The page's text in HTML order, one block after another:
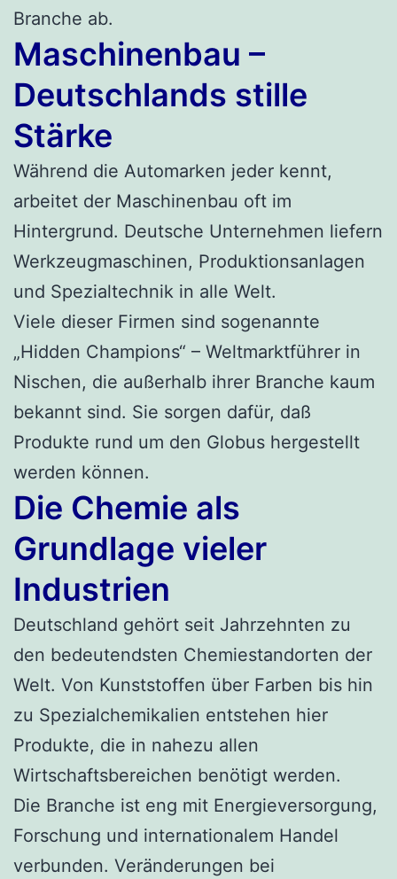
Branche ab.
Maschinenbau –
Deutschlands stille
Stärke
Während die Automarken jeder kennt,
arbeitet der Maschinenbau oft im
Hintergrund. Deutsche Unternehmen liefern
Werkzeugmaschinen, Produktionsanlagen
und Spezialtechnik in alle Welt.
Viele dieser Firmen sind sogenannte
„Hidden Champions“ – Weltmarktführer in
Nischen, die außerhalb ihrer Branche kaum
bekannt sind. Sie sorgen dafür, daß
Produkte rund um den Globus hergestellt
werden können.
Die Chemie als
Grundlage vieler
Industrien
Deutschland gehört seit Jahrzehnten zu
den bedeutendsten Chemiestandorten der
Welt. Von Kunststoffen über Farben bis hin
zu Spezialchemikalien entstehen hier
Produkte, die in nahezu allen
Wirtschaftsbereichen benötigt werden.
Die Branche ist eng mit Energieversorgung,
Forschung und internationalem Handel
verbunden. Veränderungen bei